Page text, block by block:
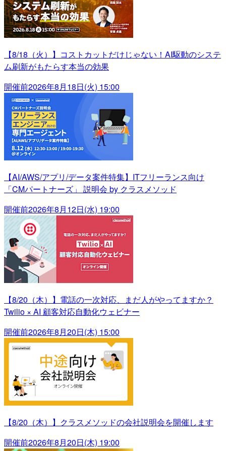
【8/18（火）】コストカットだけじゃない！AI駆動のシステ
ム刷新がもたらす本当の効果
開催前2026年8月18日(火) 15:00
【AI/AWS/アプリ/データ案件特集】ITフリーランス向け
「CMパートナーズ」 説明会 by クラスメソッド
開催前2026年8月12日(水) 19:00
【8/20（木）】電話の一次対応、まだ人がやってますか？
Twilio × AI 顧客対応自動化ウェビナー
開催前2026年8月20日(木) 15:00
【8/20（木）】クラスメソッドの会社説明会を開催します
開催前2026年8月20日(木) 19:00